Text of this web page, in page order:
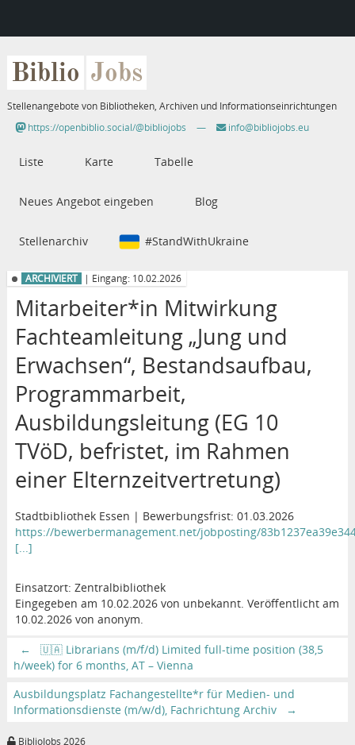
Biblio Jobs
Stellenangebote von Bibliotheken, Archiven und Informationseinrichtungen
https://openbiblio.social/@bibliojobs
— info@bibliojobs.eu
Liste Karte Tabelle
Neues Angebot eingeben Blog
Stellenarchiv #StandWithUkraine
ARCHIVIERT | Eingang: 10.02.2026
Mitarbeiter*in Mitwirkung
Fachteamleitung „Jung und
Erwachsen“, Bestandsaufbau,
Programmarbeit,
Ausbildungsleitung (EG 10
TVöD, befristet, im Rahmen
einer Elternzeitvertretung)
Stadtbibliothek Essen | Bewerbungsfrist: 01.03.2026
https://bewerbermanagement.net/jobposting/
[...]
Einsatzort: Zentralbibliothek
Eingegeben am 10.02.2026 von unbekannt. Veröffentlicht am
10.02.2026 von anonym.
←
🇺🇦 Librarians (m/f/d) Limited full-time position (38,5
h/week) for 6 months, AT – Vienna
Ausbildungsplatz Fachangestellte*r für Medien- und
Informationsdienste (m/w/d), Fachrichtung Archiv
→
BiblioJobs 2026